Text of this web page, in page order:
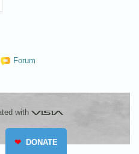
Forum
with Visia
❤ DONATE